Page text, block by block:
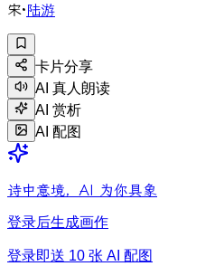
宋·陆游
卡片分享
AI 真人朗读
AI 赏析
AI 配图
诗中意境，AI 为你具象
登录后生成画作
登录即送 10 张 AI 配图